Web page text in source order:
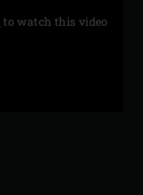
to watch this video